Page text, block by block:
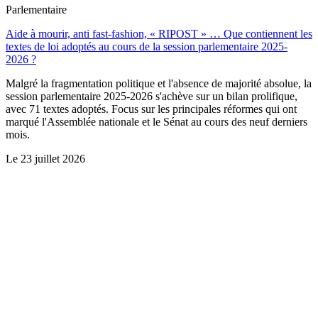
Parlementaire
Aide à mourir, anti fast-fashion, « RIPOST » … Que contiennent les
textes de loi adoptés au cours de la session parlementaire 2025-
2026 ?
Malgré la fragmentation politique et l'absence de majorité absolue, la
session parlementaire 2025-2026 s'achève sur un bilan prolifique,
avec 71 textes adoptés. Focus sur les principales réformes qui ont
marqué l'Assemblée nationale et le Sénat au cours des neuf derniers
mois.
Le 23 juillet 2026